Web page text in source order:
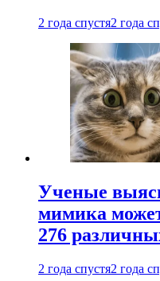
2 года спустя2 года
Ученые
мимика
276
2 года спустя2 года